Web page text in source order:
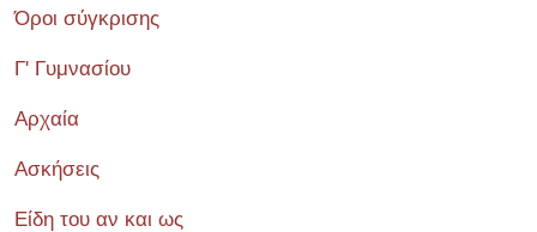
Όροι σύγκρισης
Γ' Γυμνασίου
Αρχαία
Ασκήσεις
Είδη του αν και ως